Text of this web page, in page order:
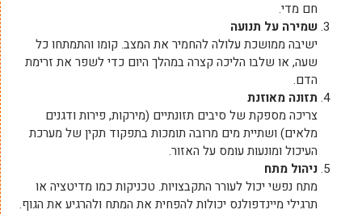
חם מדי.
שמירה על תנועה
ישיבה ממושכת עלולה להחמיר את המצב. קומו והתמתחו כל
שעה, או שלבו הליכה קצרה במהלך היום כדי לשפר את זרימת
הדם.
תזונה מאוזנת
צריכה מספקת של סיבים תזונתיים (מירקות, פירות ודגנים
מלאים) ושתיית מים מרובה תומכות בתפקוד תקין של מערכת
העיכול ומונעות עומס על האזור.
ניהול מתח
מתח נפשי יכול לעורר התקבצויות. טכניקות כמו מדיטציה או
תרגילי מיינדפולנס יכולות להפחית את המתח ולהרגיע את הגוף.